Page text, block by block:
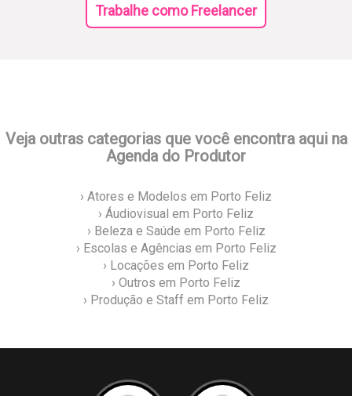
Trabalhe como Freelancer
Veja outras categorias que você encontra aqui na
Agenda do Produtor
› Atores e Modelos em Porto Feliz
› Áudiovisual em Porto Feliz
› Beleza e Saúde em Porto Feliz
› Escolas e Agências em Porto Feliz
› Locações em Porto Feliz
› Outros em Porto Feliz
› Produção e Staff em Porto Feliz